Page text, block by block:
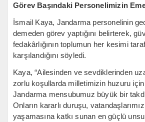
Görev Başındaki Personelimizin
İsmail Kaya, Jandarma personelinin
demeden görev yaptığını belirterek,
fedakârlığının toplumun her kesimi
karşılandığını söyledi.
Kaya, “Ailesinden ve sevdiklerinden
zorlu koşullarda milletimizin huzuru için
Jandarma mensubumuz büyük bir
Onların kararlı duruşu,
yaşamasına katkı sunan en güçlü